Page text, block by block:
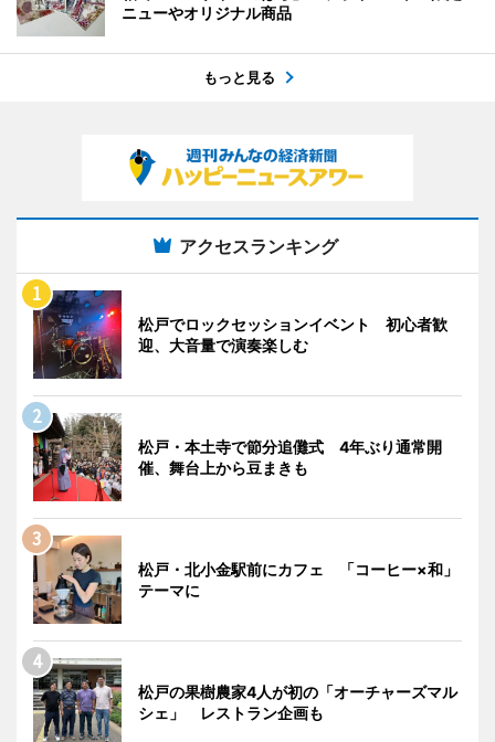
ニューやオリジナル商品
もっと見る
アクセスランキング
松戸でロックセッションイベント 初心者歓
迎、大音量で演奏楽しむ
松戸・本土寺で節分追儺式 4年ぶり通常開
催、舞台上から豆まきも
松戸・北小金駅前にカフェ 「コーヒー×和」
テーマに
松戸の果樹農家4人が初の「オーチャーズマル
シェ」 レストラン企画も